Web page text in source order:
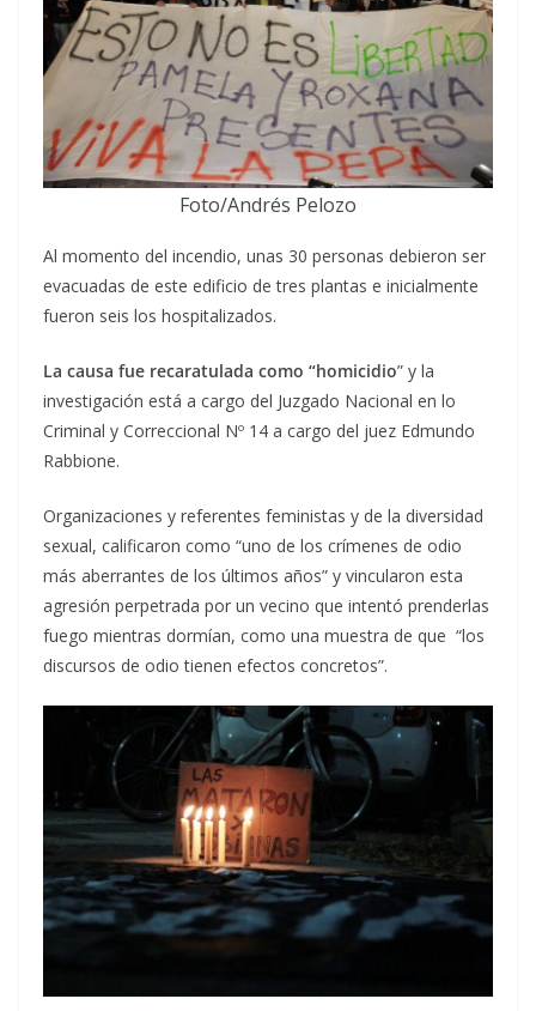
Foto/Andrés Pelozo
Al momento del incendio, unas 30 personas debieron ser
evacuadas de este edificio de tres plantas e inicialmente
fueron seis los hospitalizados.
La causa fue recaratulada como “homicidio” y la
investigación está a cargo del Juzgado Nacional en lo
Criminal y Correccional Nº 14 a cargo del juez Edmundo
Rabbione.
Organizaciones y referentes feministas y de la diversidad
sexual, calificaron como “uno de los crímenes de odio
más aberrantes de los últimos años” y vincularon esta
agresión perpetrada por un vecino que intentó prenderlas
fuego mientras dormían, como una muestra de que “los
discursos de odio tienen efectos concretos”.